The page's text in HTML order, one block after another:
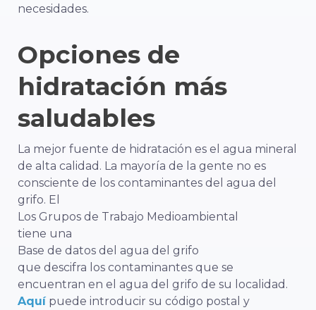
necesidades.
Opciones de
hidratación más
saludables
La mejor fuente de hidratación es el agua mineral
de alta calidad. La mayoría de la gente no es
consciente de los contaminantes del agua del
grifo. El
Los Grupos de Trabajo Medioambiental
tiene una
Base de datos del agua del grifo
que descifra los contaminantes que se
encuentran en el agua del grifo de su localidad.
Aquípuede introducir su código postal y